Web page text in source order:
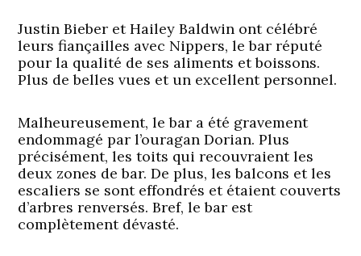
Justin Bieber et Hailey Baldwin ont célébré
leurs fiançailles avec Nippers, le bar réputé
pour la qualité de ses aliments et boissons.
Plus de belles vues et un excellent personnel.
Malheureusement, le bar a été gravement
endommagé par l’ouragan Dorian. Plus
précisément, les toits qui recouvraient les
deux zones de bar. De plus, les balcons et les
escaliers se sont effondrés et étaient couverts
d’arbres renversés. Bref, le bar est
complètement dévasté.